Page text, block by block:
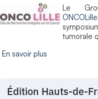
Le
ONCOLille
tumorale
En savoir plus
Édition Hauts-de-